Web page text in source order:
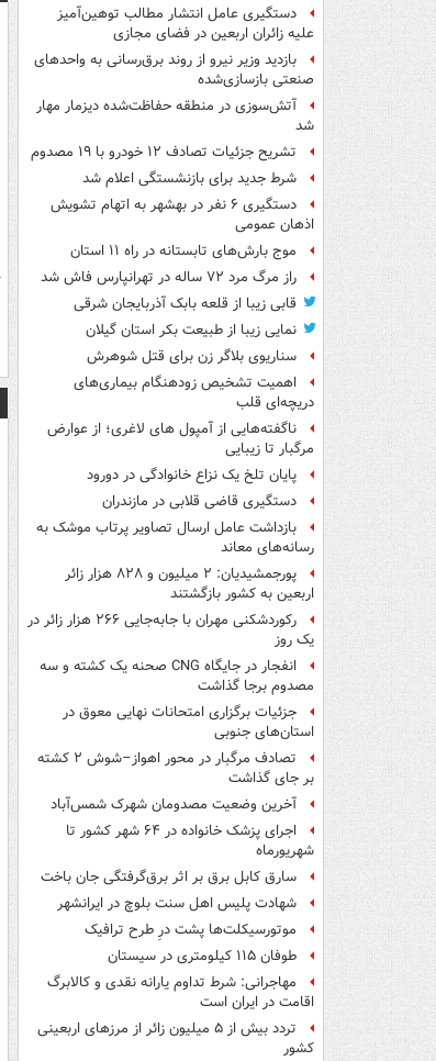
دستگیری عامل انتشار مطالب توهین‌آمیز
علیه زائران اربعین در فضای مجازی
بازدید وزیر نیرو از روند برق‌رسانی به واحدهای
صنعتی بازسازی‌شده
آتش‌سوزی در منطقه حفاظت‌شده دیزمار مهار
شد
تشریح جزئیات تصادف ۱۲ خودرو با ۱۹ مصدوم
شرط جدید برای بازنشستگی اعلام شد
دستگیری ۶ نفر در بهشهر به اتهام تشویش
اذهان عمومی
موج بارش‌های تابستانه در راه ۱۱ استان
راز مرگ مرد ۷۲ ساله در تهرانپارس فاش شد
قابی زیبا از قلعه بابک آذربایجان شرقی
نمایی زیبا از طبیعت بکر استان گیلان
سناریوی بلاگر زن برای قتل شوهرش
اهمیت تشخیص زودهنگام بیماری‌های
دریچه‌ای قلب
ناگفته‌هایی از آمپول های لاغری؛ از عوارض
مرگبار تا زیبایی
پایان تلخ یک نزاع خانوادگی در دورود
دستگیری قاضی قلابی در مازندران
بازداشت عامل ارسال تصاویر پرتاب موشک به
رسانه‌های معاند
پورجمشیدیان: ۲ میلیون و ۸۲۸ هزار زائر
اربعین به کشور بازگشتند
رکوردشکنی مهران با جابه‌جایی ۲۶۶ هزار زائر در
یک روز
انفجار در جایگاه CNG صحنه یک کشته و سه
مصدوم برجا گذاشت
جزئیات برگزاری امتحانات نهایی معوق در
استان‌های جنوبی
تصادف مرگبار در محور اهواز–شوش ۲ کشته
بر جای گذاشت
آخرین وضعیت مصدومان شهرک شمس‌آباد
اجرای پزشک خانواده در ۶۴ شهر کشور تا
شهریورماه
سارق کابل برق بر اثر برق‌گرفتگی جان باخت
شهادت پلیس اهل سنت بلوچ در ایرانشهر
موتورسیکلت‌ها پشت درِ طرح ترافیک
طوفان ۱۱۵ کیلومتری در سیستان
مهاجرانی: شرط تداوم یارانه نقدی و کالابرگ
اقامت در ایران است
تردد بیش از ۵ میلیون زائر از مرزهای اربعینی
کشور